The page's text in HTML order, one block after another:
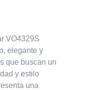
VO4329S
elegante y
que buscan un
y estilo
una